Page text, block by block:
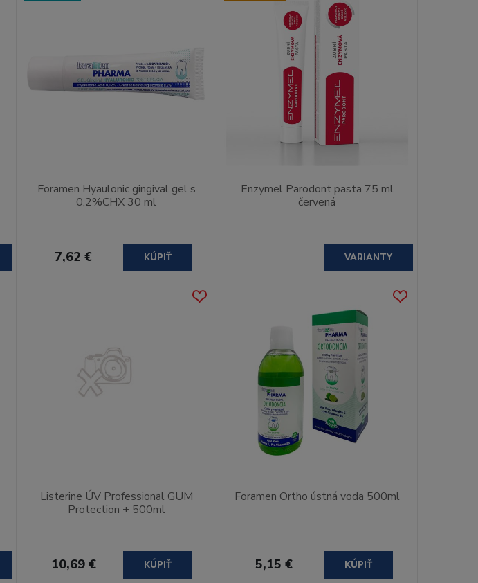
Foramen Hyaulonic gingival gel s
0,2%CHX 30 ml
7,62 € KÚPIŤ
Enzymel Parodont pasta 75 ml
červená
VARIANTY
Listerine ÚV Professional GUM
Protection + 500ml
10,69 € KÚPIŤ
Foramen Ortho ústná voda 500ml
5,15 € KÚPIŤ